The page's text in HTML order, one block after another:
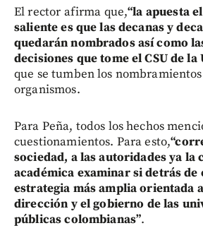
El rector afirma que,“la apuesta
saliente es que las decanas y
quedarán nombrados así como
decisiones que tome el CSU de la
que se tumben los
organismos.
Para Peña, todos los hechos
cuestionamientos. Para esto,
sociedad, a las autoridades ya la
académica examinar si detrás de
estrategia más amplia orientada
dirección y el gobierno de las
públicas colombianas”.